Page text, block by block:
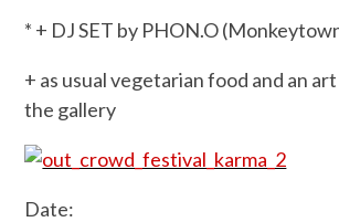
* + DJ SET by PHON.O
+ as usual vegetarian food and an
the gallery
Date: